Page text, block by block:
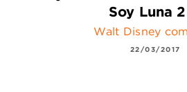
Soy Luna
Walt Disney
22/03/2017